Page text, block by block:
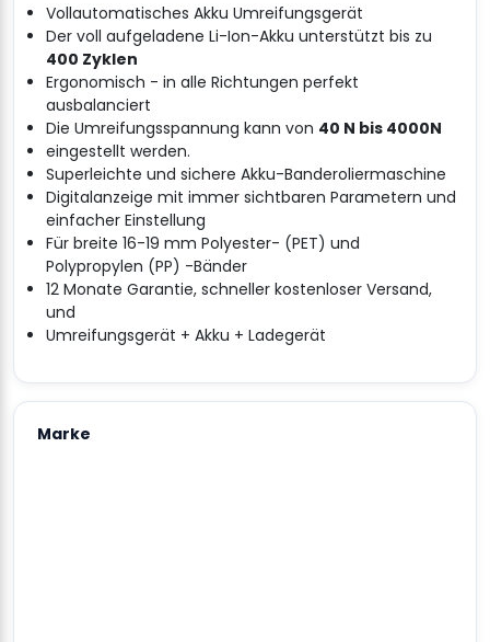
Vollautomatisches Akku Umreifungsgerät
Der voll aufgeladene Li-Ion-Akku unterstützt bis zu
400 Zyklen
Ergonomisch - in alle Richtungen perfekt
ausbalanciert
Die Umreifungsspannung kann von 40 N bis 4000N
eingestellt werden.
Superleichte und sichere Akku-Banderoliermaschine
Digitalanzeige mit immer sichtbaren Parametern und
einfacher Einstellung
Für breite 16-19 mm Polyester- (PET) und
Polypropylen (PP) -Bänder
12 Monate Garantie, schneller kostenloser Versand,
und
Umreifungsgerät + Akku + Ladegerät
Marke